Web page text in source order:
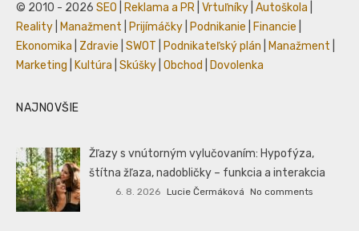
© 2010 - 2026 SEO Reklama a PR Vrtuľníky Autoškola
Reality
Manažment Prijímáčky Podnikanie Financie
Ekonomika
Zdravie SWOT Podnikateľský plán Manažment
Marketing
Kultúra Skúšky Obchod Dovolenka
NAJNOVŠIE
Žľazy s vnútorným vylučovaním: Hypofýza,
štítna žľaza, nadobličky – funkcia a interakcia
6. 8. 2026 Lucie Čermáková No comments